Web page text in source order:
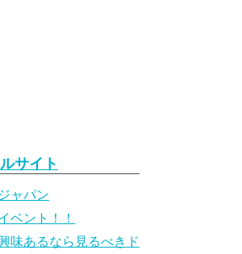
サイト
ャパン
ベント！！
味あるなら見るべきド